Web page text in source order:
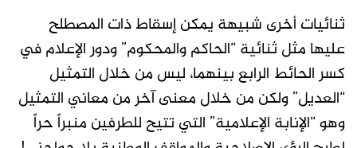
ثنائيات أخرى شبيهة يمكن إسقاط ذات المصطلح
عليها مثل ثنائية “الحاكم والمحكوم” ودور الإعلام في
كسر الحائط الرابع بينهما، ليس من خلال التمثيل
“العديل” ولكن من خلال معنى آخر من معاني التمثيل
وهو “الإنابة الإعلامية” التي تتيح للطرفين منبراً حراً